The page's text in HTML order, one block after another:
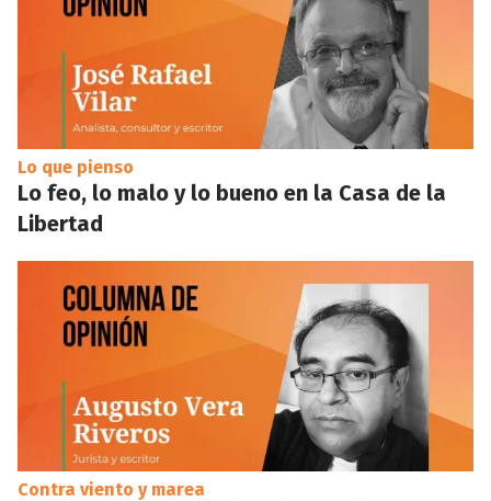
Lo que pienso
Lo feo, lo malo y lo bueno en la Casa de la
Libertad
Contra viento y marea